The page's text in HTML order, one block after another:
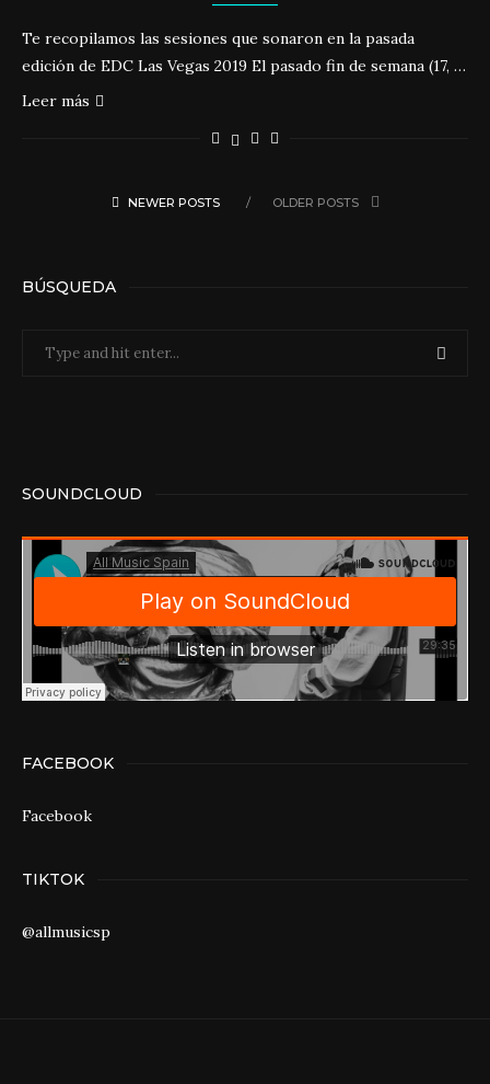
Te recopilamos las sesiones que sonaron en la pasada
edición de EDC Las Vegas 2019 El pasado fin de semana (17, …
Leer más
NEWER POSTS OLDER POSTS
BÚSQUEDA
SOUNDCLOUD
FACEBOOK
Facebook
TIKTOK
@allmusicsp